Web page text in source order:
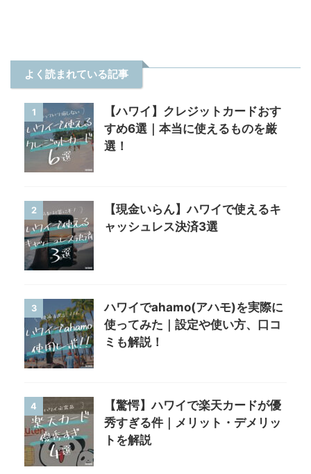
よく読まれている記事
1
【ハワイ】クレジットカードおす
すめ6選｜本当に使えるものを厳
選！
2
【現金いらん】ハワイで使えるキ
ャッシュレス決済3選
3
ハワイでahamo(アハモ)を実際に
使ってみた｜設定や使い方、口コ
ミも解説！
4
【驚愕】ハワイで楽天カードが優
秀すぎる件｜メリット・デメリッ
トを解説